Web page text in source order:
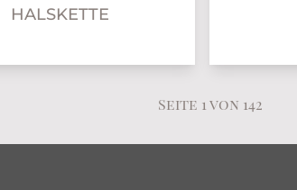
HALSKETTE
Seite 1 von 142